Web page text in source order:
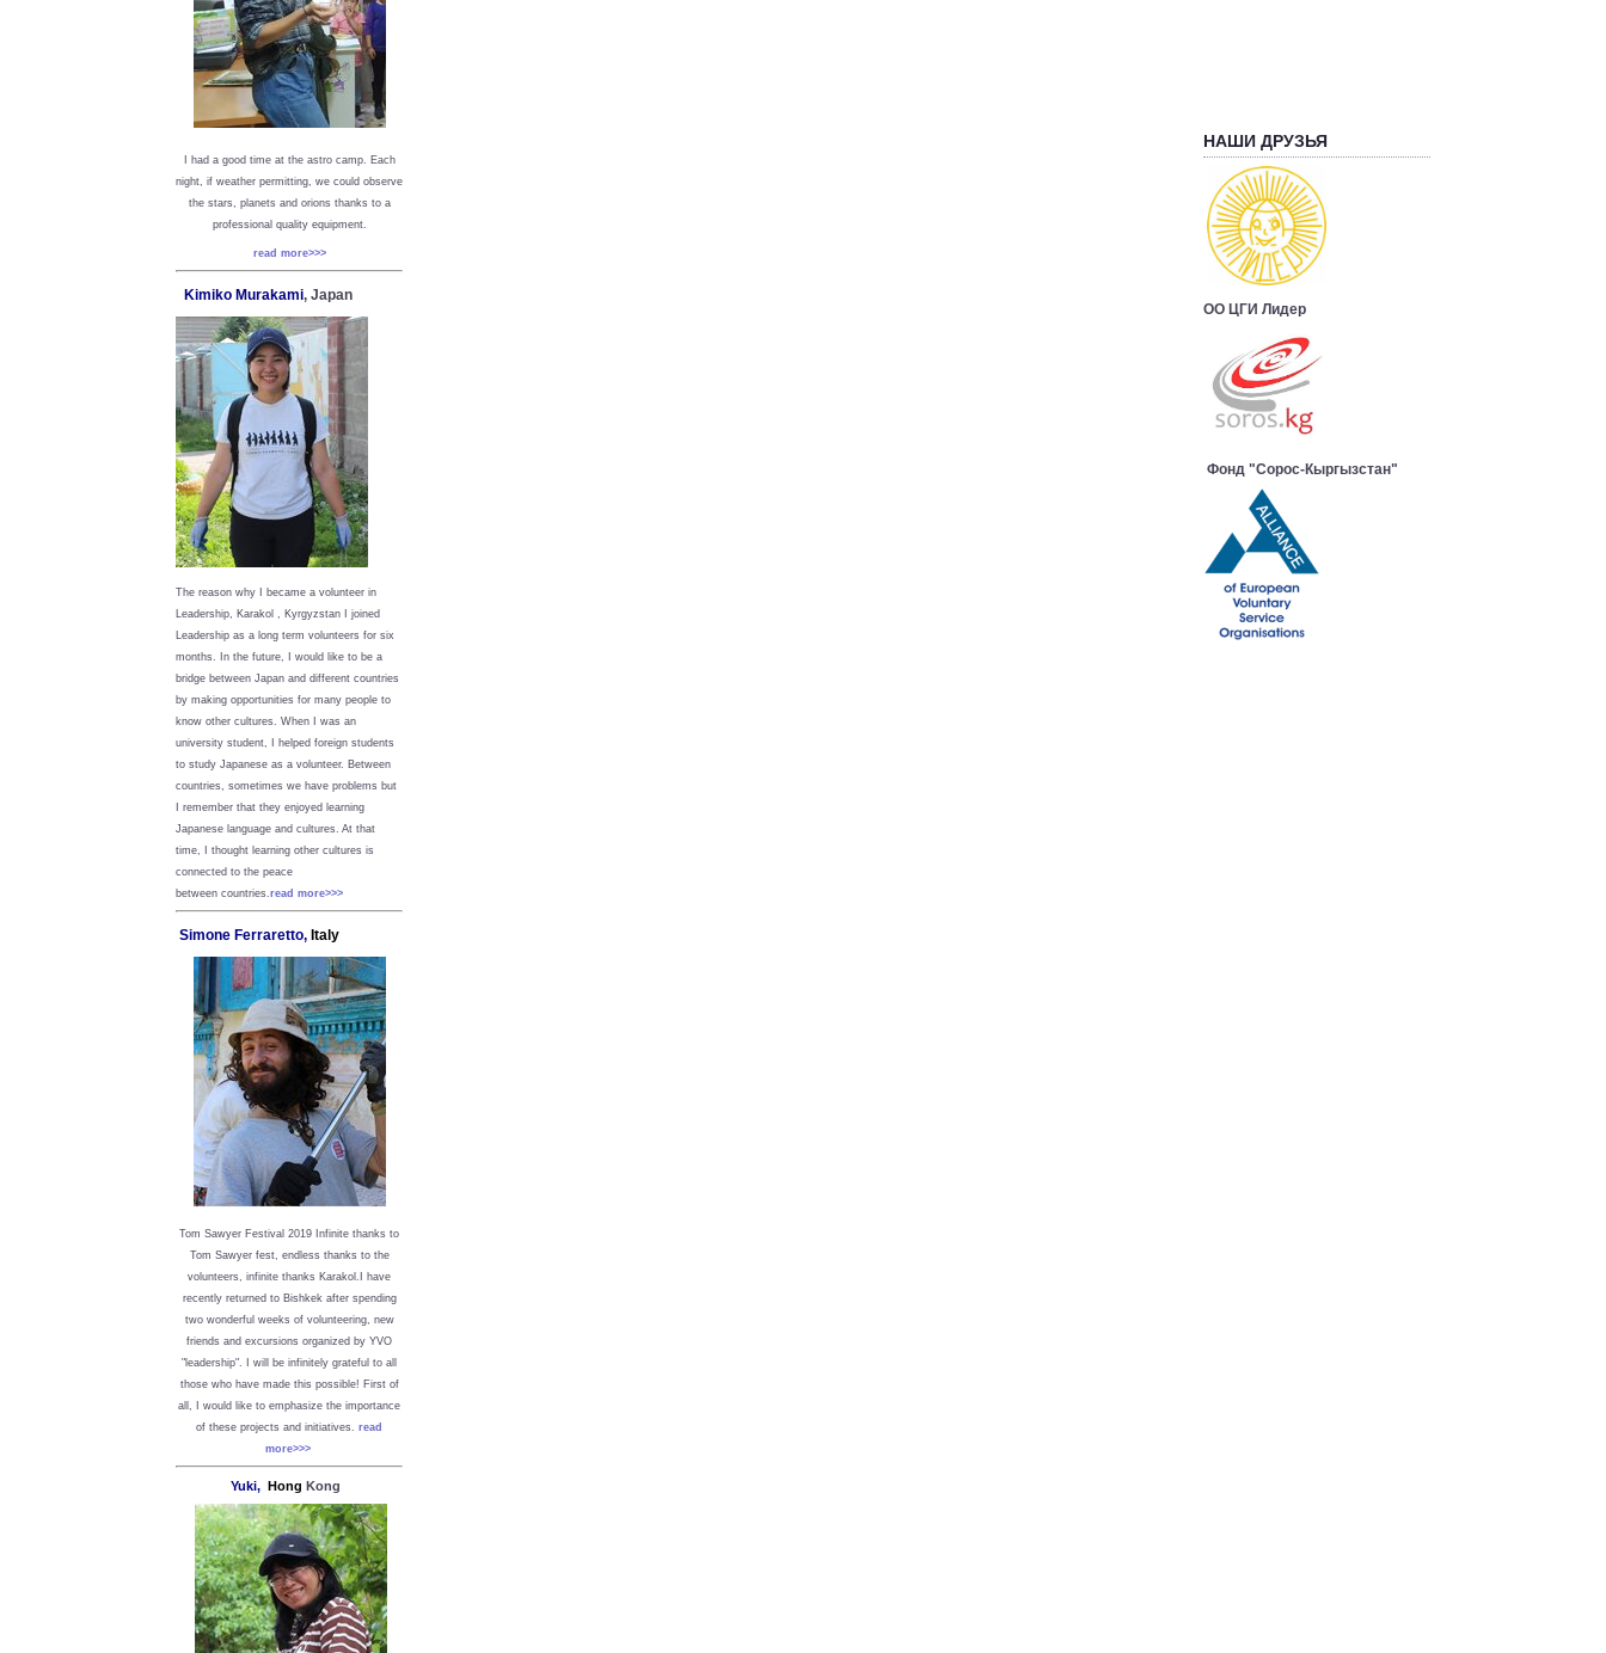
I had a good time at the astro camp. Each
night, if weather permitting, we could observe
the stars, planets and orions thanks to a
professional quality equipment.
read more>>>
Kimiko Murakami, Japan
The reason why I became a volunteer in
Leadership, Karakol , Kyrgyzstan I joined
Leadership as a long term volunteers for six
months. In the future, I would like to be a
bridge between Japan and different countries
by making opportunities for many people to
know other cultures. When I was an
university student, I helped foreign students
to study Japanese as a volunteer. Between
countries, sometimes we have problems but
I remember that they enjoyed learning
Japanese language and cultures. At that
time, I thought learning other cultures is
connected to the peace
between countries.read more>>>
Simone Ferraretto, Italy
Tom Sawyer Festival 2019 nfinite thanks to
Tom Sawyer fest, endless thanks to the
volunteers, infinite thanks Karakol.
I have
recently returned to Bishkek after spending
two wonderful weeks of volunteering, new
friends and excursions organized by YVO
"leadership". I will be infinitely grateful to all
those who have made this possible! First of
all, I would like to emphasize the importance
of these projects and initiatives. read
more>>>
Yuki, Hong Kong
НАШИ ДРУЗЬЯ
ОО ЦГИ Лидер
Фонд "Сорос-Кыргызстан"